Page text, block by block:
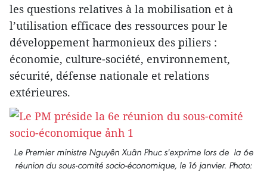
les questions relatives à la mobilisation et à
l’utilisation efficace des ressources pour le
développement harmonieux des piliers :
économie, culture-société, environnement,
sécurité, défense nationale et relations
extérieures.
Le Premier ministre Nguyên Xuân Phuc s'exprime lors de la 6e
réunion du sous-comité socio-économique, le 16 janvier. Photo: